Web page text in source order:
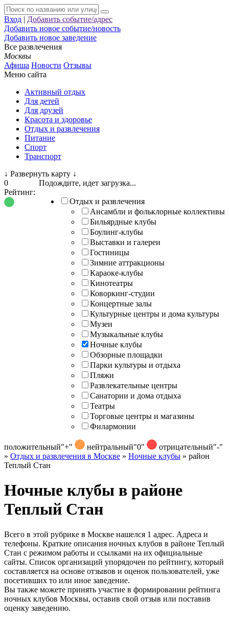
Вход | Добавить событие/адрес
Добавить новое событие/новость
Добавить новое заведение
Все развлечения
Москвы
Афиша Новости Отзывы
Меню сайта
Активный отдых
Для детей
Для друзей
Красота и здоровье
Отдых и развлечения
Питание
Спорт
Транспорт
↓ Развернуть карту ↓
Подождите, идет загрузка...
Отдых и развлечения
Ансамбли и фольклорные коллективы
Бильярдные клубы
Боулинг-клубы
Выставки и галереи
Гостиницы
Зимние аттракционы
Караоке-клубы
Кинотеатры
Коворкинг-студии
Концертные залы
Культурные центры и дома культуры
Музеи
Музыкальные клубы
Ночные клубы
Обзорные площадки
Парки культуры и отдыха
Пляжи
Развлекательные центры
Санатории и дома отдыха
Театры
Торговые центры и магазины
Филармонии
0
Рейтинг:
положительный"+" нейтральный"0" отрицательный"-"
» Отдых и развлечения в Москве » Ночные клубы » район
Теплый Стан
Ночные клубы в районе
Теплый Стан
Всего в этой рубрике в Москве нашелся 1 адрес. Адреса и
телефоны. Краткие описания ночных клубов в районе Теплый
Стан с режимом работы и ссылками на их официальные
сайты. Список организаций упорядочен по рейтингу, который
составляется на основе отзывов и оценок пользователей, уже
посетивших то или иное заведение.
Вы также можете принять участие в формировании рейтинга
ночных клубов Москвы, оставив свой отзыв или поставив
оценку заведению.